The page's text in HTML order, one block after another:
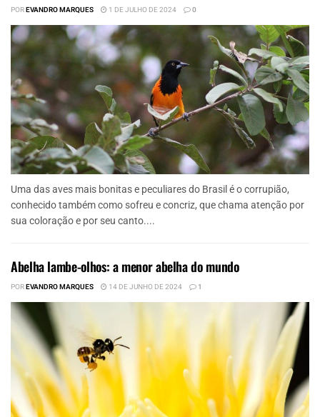
POREVANDRO MARQUES 1 DE JULHO DE 2024 0
Uma das aves mais bonitas e peculiares do Brasil é o corrupião,
conhecido também como sofreu e concriz, que chama atenção por
sua coloração e por seu canto....
Abelha lambe-olhos: a menor abelha do mundo
POREVANDRO MARQUES 14 DE JUNHO DE 2024 1